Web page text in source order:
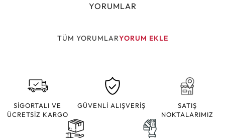
YORUMLAR
TÜM YORUMLARYORUM EKLE
SİGORTALI VE
ÜCRETSİZ KARGO
GÜVENLİ ALIŞVERİŞ
SATIŞ
NOKTALARIMIZ